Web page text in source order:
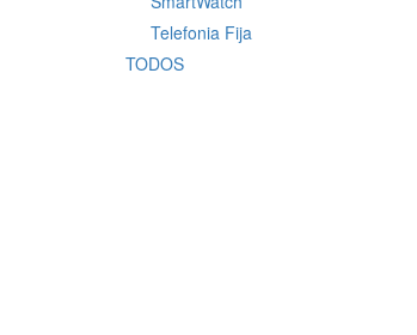
Telefonia Fija
TODOS